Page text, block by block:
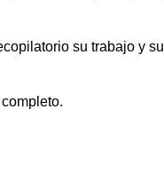
su trabajo y su